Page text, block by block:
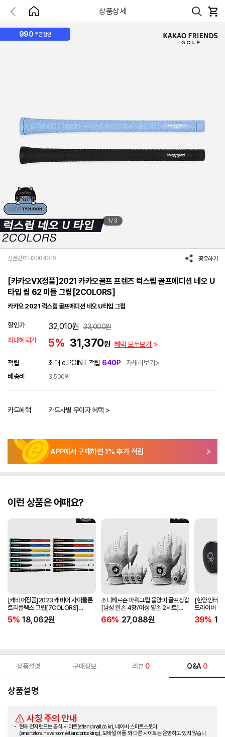
상품상세
990 쿠폰할인
1 / 3
상품번호 B0004016 공유하기
[카카오VX정품]2021 카카오골프 프렌즈 럭스립 골프에디션 네오 U
타입 립 62 미들 그립[2COLORS]
카카오 2021 럭스립 골프에디션 네오 U타입 그립
할인가 32,010원 33,000원
최대혜택가
5% 31,370원 혜택 모두보기
적립 최대 e.POINT 적립 640P
자세히보기
배송비
3,500원
카드혜택 카드사별 무이자 혜택 >
APP에서 구매하면 1% 추가 적립
이런 상품은 어때요?
[캐비어정품]2023 캐비어 사이클론
트리플렉스 그립[7COLORS]
[라운드][39g/42g/46g/50g]
[R/S 토크]
5% 18,062원
조니헤르슨 파워그립 올양피 골프장갑
[남성 왼손 4장/여성 양손 2세트]
[화이트][케이스포함]
66% 27,088원
[한양인터
드라이버 헤
[HD-302]
39%
상품설명 구매정보 리뷰 0 Q&A 0
상품설명
사칭 주의 안내
현재 전자랜드는 공식 사이트(etlandmall.co.kr), 네이버 스마트스토어
(smartstore.naver.com/etlandpriceking), 모바일 어플 외 다른 사이트는 운영하고 있지 않습니